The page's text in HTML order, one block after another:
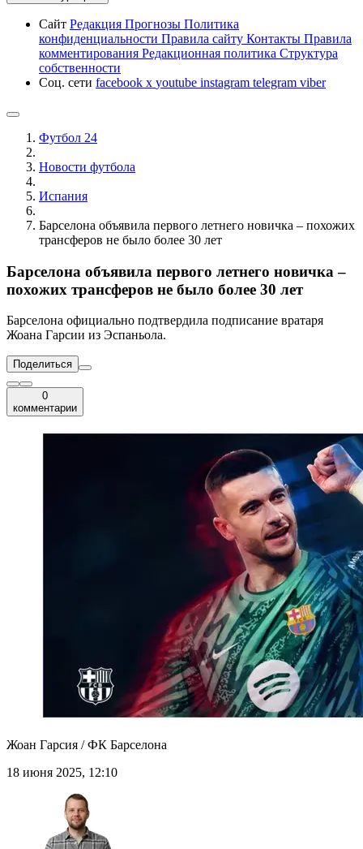
Сайт Редакция Прогнозы Политика
конфиденциальности Правила сайту Контакты Правила
комментирования Редакционная политика Структура
собственности
Соц. сети facebook x youtube instagram telegram viber
Футбол 24
Новости футбола
Испания
Барселона объявила первого летнего новичка – похожих
трансферов не было более 30 лет
Барселона объявила первого летнего новичка –
похожих трансферов не было более 30 лет
Барселона официально подтвердила подписание вратаря
Жоана Гарсии из Эспаньола.
Поделиться
0
комментарии
Жоан Гарсия / ФК Барселона
18 июня 2025, 12:10